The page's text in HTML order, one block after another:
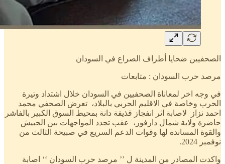
الصحفيين ضحايا أطراف الصراع في السودان
مرصد حرب السودان : متابعات
في وجه اخر لمعاناة الصحفيين في السودان خلال اشتداد وتيرة
الحرب وخاصة في الاقليم الحربي بالبلاد، تعرض الصحفي محمد
احمد نزاز لاصابة اثر انفجاز قذيفة دانة بمحيط السوق الكبير بالفاشر
حاضرة ولاية شمال دارفور، عقب تجدد المواجهات بين الجبيش
والقوة المساندة لها وقوات الدعم السريع في صبيحة الثالث من
نوفمبر 2024.
واكدت المصادر من المدينة ل ’’ مرصد حرب السودان ‘‘ اصابة